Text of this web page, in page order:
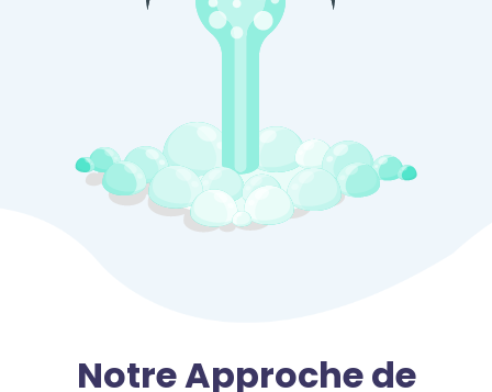
Notre Approche de